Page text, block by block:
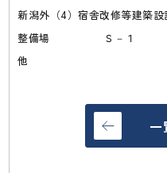
新潟外（4）宿舎改修等建築設
整備場 Ｓ
他
一